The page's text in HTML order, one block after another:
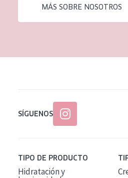
MÁS SOBRE NOSOTROS
SÍGUENOS
TIPO DE PRODUCTO
Hidratación y